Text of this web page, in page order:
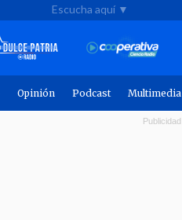
Escucha aquí ▼
Opinión Podcast Multimedia